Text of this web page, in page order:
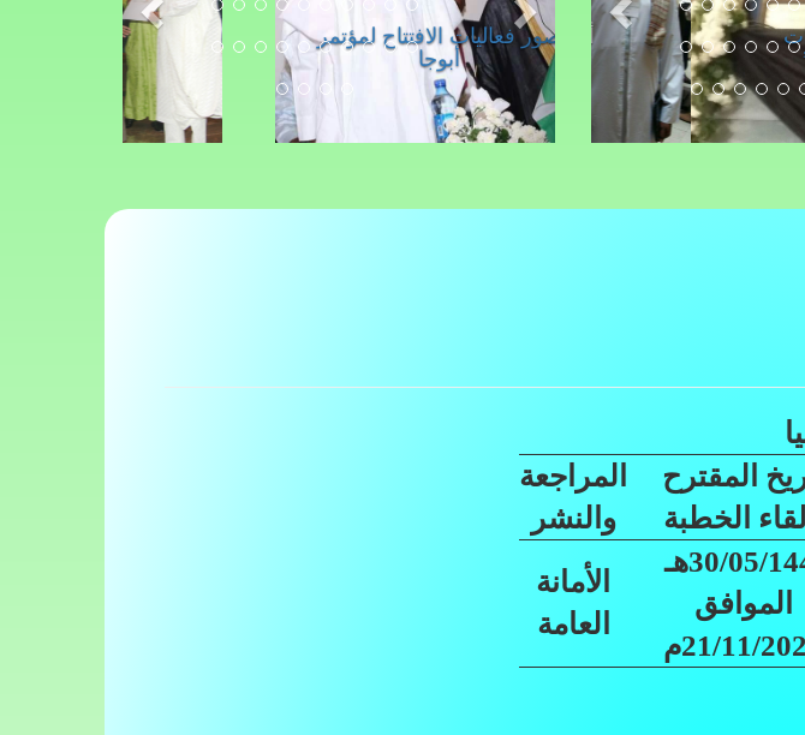
صور فعاليات الافتتاح لمؤتمر
أبوجا
الأمن
ظل التحديات
نيجيريا”
المقترح
الخطبة
المراجعة
والنشر
30/05/1447هـ
الموافق
11/2025م
الأمانة
العامة